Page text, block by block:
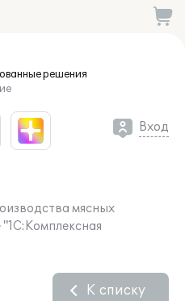
решения
Вход
мясных
К списку